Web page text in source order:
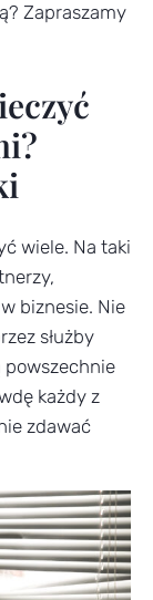
Zapraszamy
wiele. Na taki
biznesie. Nie
służby
powszechnie
każdy z
zdawać